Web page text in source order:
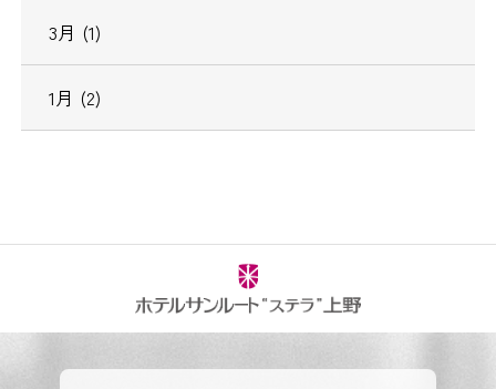
3月 (1)
1月 (2)